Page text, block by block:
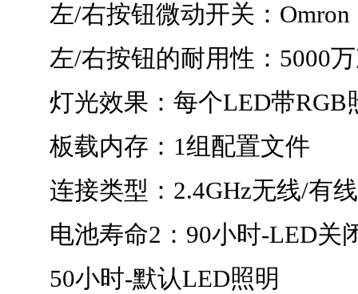
左/右按钮微动开关：Omron
左/右按钮的耐用性：5000万
灯光效果：每个LED带RGB
板载内存：1组配置文件
连接类型：2.4GHz无线/有线
电池寿命2：90小时-LED关
50小时-默认LED照明